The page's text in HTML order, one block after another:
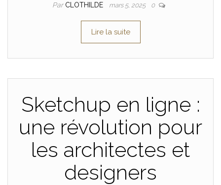
Par CLOTHILDE mars 5, 2025 0
Lire la suite
Sketchup en ligne :
une révolution pour
les architectes et
designers